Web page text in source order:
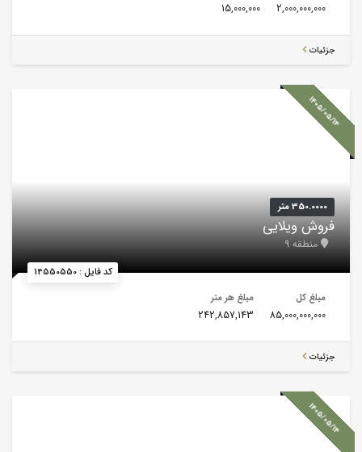
2,000,000,000
15,000,000
جزئیات
1405/05/14
کد فایل : 14550550
350.0000 متر
فروش ویلایی
منطقه 9
مبلغ کل
85,000,000,000
مبلغ هر متر
242,857,143
جزئیات
1405/05/14